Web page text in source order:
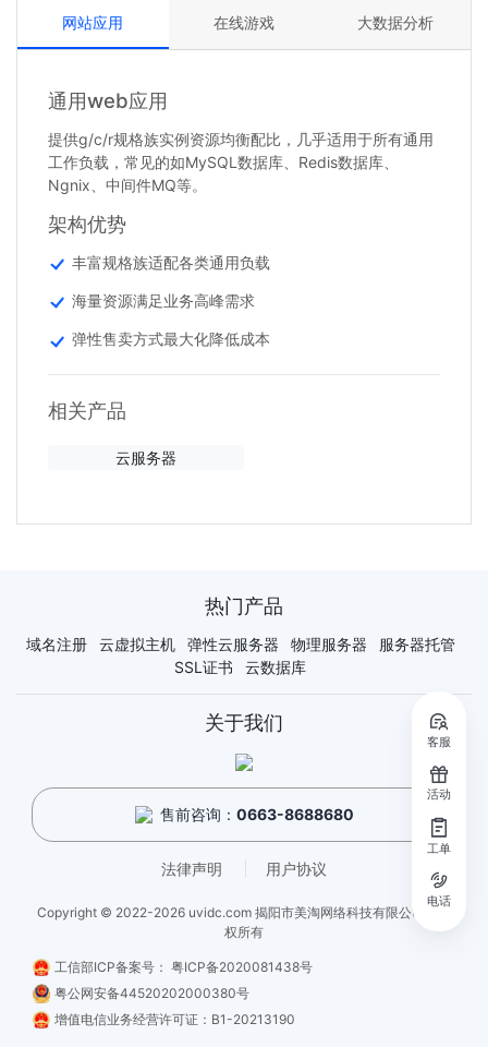
网站应用 在线游戏 大数据分析
通用web应用
提供g/c/r规格族实例资源均衡配比，几乎适用于所有通用
工作负载，常见的如MySQL数据库、Redis数据库、
Ngnix、中间件MQ等。
架构优势
丰富规格族适配各类通用负载
海量资源满足业务高峰需求
弹性售卖方式最大化降低成本
相关产品
云服务器
热门产品
域名注册 云虚拟主机 弹性云服务器 物理服务器
服务器托管
SSL证书
云数据库
关于我们
售前咨询： 0663-8688680
法律声明 用户协议
Copyright © 2022-2026 uvidc.com 揭阳市美淘网络科技有限公司 - 版
权所有
工信部ICP备案号： 粤ICP备2020081438号
粤公网安备44520202000380号
增值电信业务经营许可证：B1-20213190
客服
活动
工单
电话